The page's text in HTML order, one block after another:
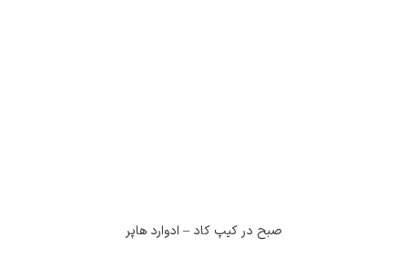
صبح در کیپ کاد – ادوارد هاپر